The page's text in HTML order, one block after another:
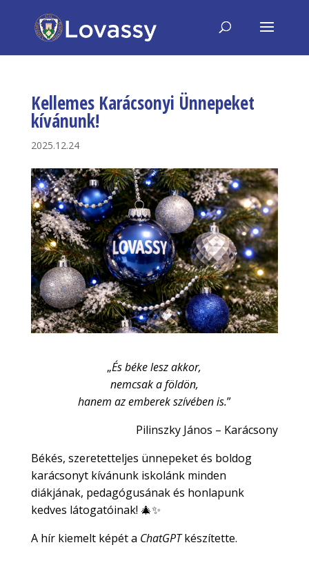
Kellemes Karácsonyi Ünnepeket
kívánunk!
2025.12.24
„És béke lesz akkor,
nemcsak a földön,
hanem az emberek szívében is.”
Pilinszky János – Karácsony
Békés, szeretetteljes ünnepeket és boldog
karácsonyt kívánunk iskolánk minden
diákjának, pedagógusának és honlapunk
kedves látogatóinak! 🎄✨
A hír kiemelt képét a ChatGPTkészítette.